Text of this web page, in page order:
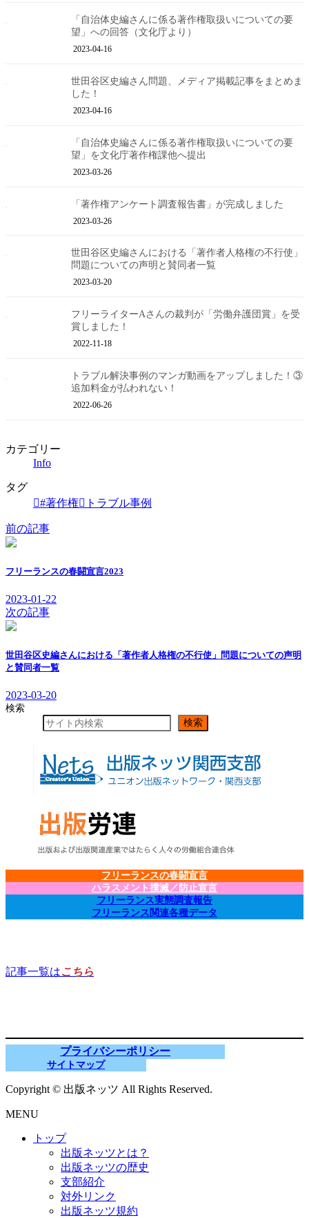
「自治体史編さんに係る著作権取扱いについての要
望」への回答（文化庁より）
2023-04-16
世田谷区史編さん問題、メディア掲載記事をまとめま
した！
2023-04-16
「自治体史編さんに係る著作権取扱いについての要
望」を文化庁著作権課他へ提出
2023-03-26
「著作権アンケート調査報告書」が完成しました
2023-03-26
世田谷区史編さんにおける「著作者人格権の不行使」
問題についての声明と賛同者一覧
2023-03-20
フリーライターAさんの裁判が「労働弁護団賞」を受
賞しました！
2022-11-18
トラブル解決事例のマンガ動画をアップしました！③
追加料金が払われない！
2022-06-26
カテゴリー
Info
タグ
#著作権
トラブル事例
前の記事
フリーランスの春闘宣言2023
2023-01-22
次の記事
世田谷区史編さんにおける「著作者人格権の不行使」問題についての声明
と賛同者一覧
2023-03-20
検索
検索
フリーランスの春闘宣言
ハラスメント撲滅／防止宣言
フリーランス実態調査報告
フリーランス関連各種データ
記事一覧はこちら
プライバシーポリシー
サイトマップ
Copyright © 出版ネッツ All Rights Reserved.
MENU
トップ
出版ネッツとは？
出版ネッツの歴史
支部紹介
対外リンク
出版ネッツ規約